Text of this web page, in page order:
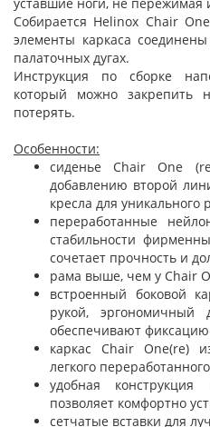
Собирается Helinox Chair
элементы каркаса
палаточных дугах.
Инструкция по сборке
который можно закрепить
потерять.
Особенности:
сиденье Chair One
добавлению второй
кресла для
переработанные
стабильности
сочетает прочность и
рама выше, чем у Chair
встроенный боковой
рукой,
обеспечивают
каркас Chair One(re)
легкого
удобная
позволяет комфортно
сетчатые вставки для